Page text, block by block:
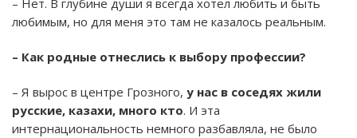
– Нет. В глубине души я всегда хотел любить и быть
любимым, но для меня это там не казалось реальным.
– Как родные отнеслись к выбору профессии?
– Я вырос в центре Грозного, у нас в соседях жили
русские, казахи, много кто. И эта
интернациональность немного разбавляла, не было